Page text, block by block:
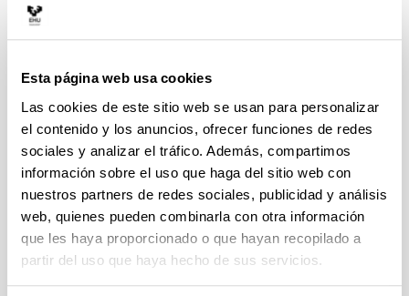
Esta página web usa cookies
Las cookies de este sitio web se usan para personalizar
el contenido y los anuncios, ofrecer funciones de redes
sociales y analizar el tráfico. Además, compartimos
información sobre el uso que haga del sitio web con
nuestros partners de redes sociales, publicidad y análisis
web, quienes pueden combinarla con otra información
que les haya proporcionado o que hayan recopilado a
partir del uso que haya hecho de sus servicios.
Evolución de los cibermedios
Hedabideak, Gizartea eta Hezkuntza
(HGH )
Investigador principal: Txema Ramírez de la Piscina
Martínez
Otros miembros: Alazne Ayestaran Yarza, Beatriz
Zabalondo Loidi (Comunicación Audiovisual y
Publicidad), Antxoka Agirre Maiora (Periodismo II), José
Mari Pastor González, Imanol Murua Uria (Periodismo
II), María Teresa Agirreazaldegi Berriozabal, Ramón
Zallo Elguezabal (Comunicación Audiovisual y